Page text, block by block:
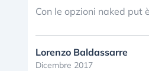
Con le opzioni naked
Lorenzo Baldassarre
Dicembre 2017